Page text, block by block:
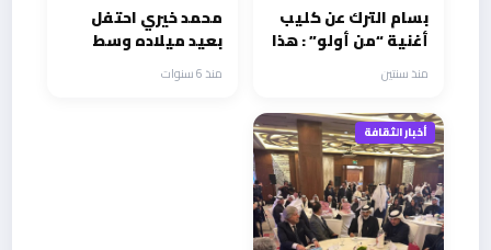
بسام الترك عن كليب
أغنية “من أولو” : هذا
الكليب لا يشبه بقية
الكليبات
منذ سنتين
محمد خيري احتفل
بعيد ميلاده وسط
عائلتهمنذ 6 سنوات
أخبار الثقافة